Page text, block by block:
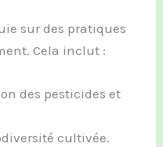
sur des pratiques
Cela inclut :
des pesticides et
cultivée.